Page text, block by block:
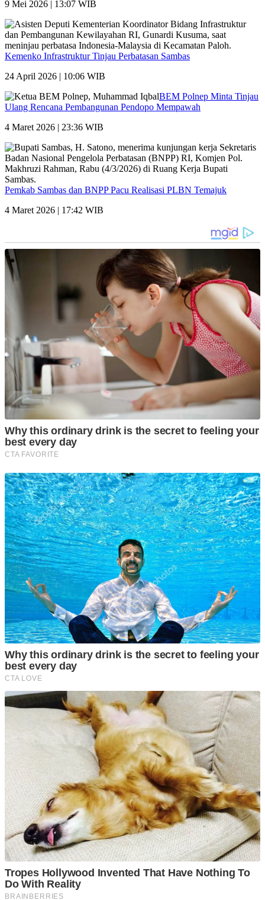
9 Mei 2026 | 13:07 WIB
Kemenko Infrastruktur Tinjau Perbatasan Sambas
24 April 2026 | 10:06 WIB
BEM Polnep Minta Tinjau
Ulang Rencana Pembangunan Pendopo Mempawah
4 Maret 2026 | 23:36 WIB
Pemkab Sambas dan BNPP Pacu Realisasi PLBN Temajuk
4 Maret 2026 | 17:42 WIB